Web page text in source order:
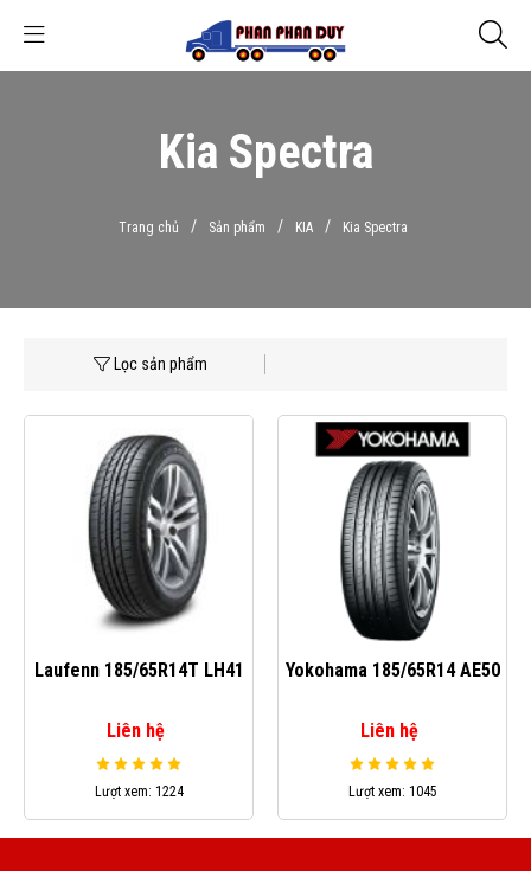
Kia Spectra
Trang chủ / Sản phẩm / KIA / Kia Spectra
Lọc sản phẩm
Laufenn 185/65R14T LH41
Liên hệ
Lượt xem: 1224
Yokohama 185/65R14 AE50
Liên hệ
Lượt xem: 1045